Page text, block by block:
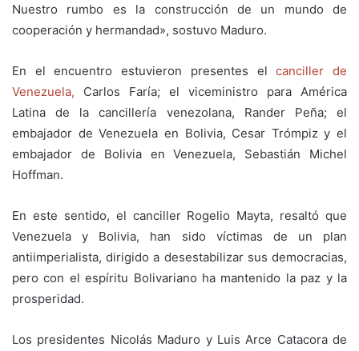
Nuestro rumbo es la construcción de un mundo de
cooperación y hermandad», sostuvo Maduro.
En el encuentro estuvieron presentes elcanciller de
Venezuela, Carlos Faría; el viceministro para América
Latina de la cancillería venezolana, Rander Peña; el
embajador de Venezuela en Bolivia, Cesar Trómpiz y el
embajador de Bolivia en Venezuela, Sebastián Michel
Hoffman.
En este sentido, el canciller Rogelio Mayta, resaltó que
Venezuela y Bolivia, han sido víctimas de un plan
antiimperialista, dirigido a desestabilizar sus democracias,
pero con el espíritu Bolivariano ha mantenido la paz y la
prosperidad.
Los presidentes Nicolás Maduro y Luis Arce Catacora de